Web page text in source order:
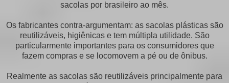
sacolas por brasileiro ao mês.
Os fabricantes contra-argumentam: as sacolas plásticas são
reutilizáveis, higiênicas e tem múltipla utilidade. São
particularmente importantes para os consumidores que
fazem compras e se locomovem a pé ou de ônibus.
Realmente as sacolas são reutilizáveis principalmente para